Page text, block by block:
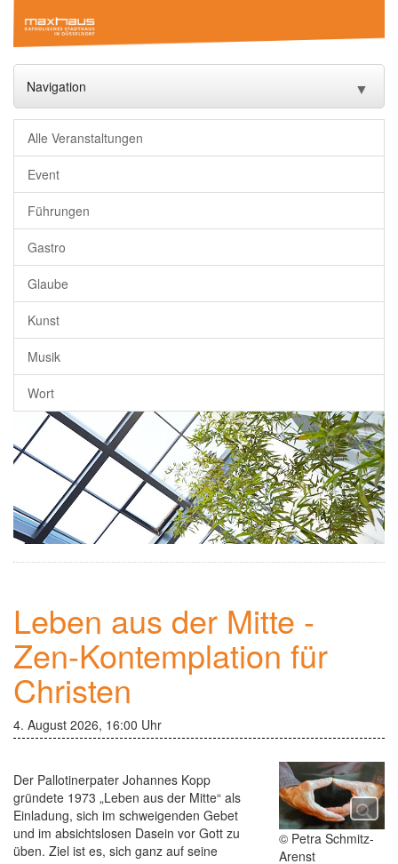
Navigation ▼
Start
Veranstaltungen
Das Maxhaus
Vermietung
Gastronomie
Downloads
Freundeskreis
Ehrenamt ▼
Einsamkeit
Kontakt
Alle Veranstaltungen
Event
Führungen
Gastro
Glaube
Kunst
Musik
Wort
Leben aus der Mitte -
Zen-Kontemplation für
Christen
4. August 2026, 16:00 Uhr
Der Pallotinerpater Johannes Kopp
gründete 1973 „Leben aus der Mitte“ als
Einladung, sich im schweigenden Gebet
und im absichtslosen Dasein vor Gott zu
üben. Ziel ist es, sich ganz auf seine
© Petra Schmitz-
Arenst